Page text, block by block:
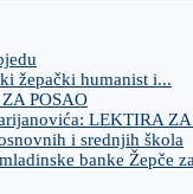
žepački humanist i...
POSAO
LEKTIRA
i srednjih škola
banke Žepče